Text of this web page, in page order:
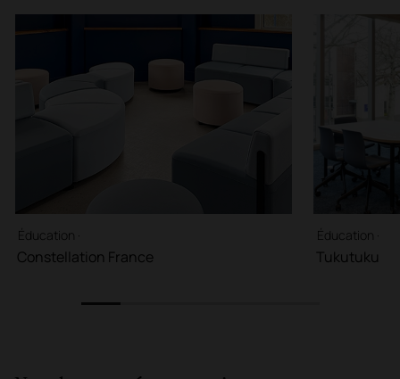
Éducation ·
Constellation France
Éducation ·
Tukutuku